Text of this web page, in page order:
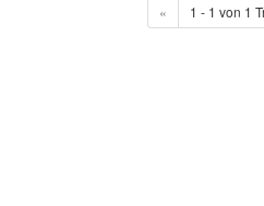
« 1 - 1 von 1